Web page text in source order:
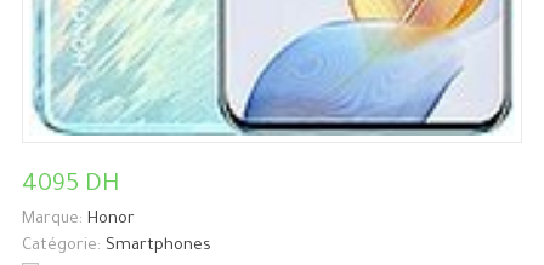
4095 DH
Marque: Honor
Catégorie: Smartphones